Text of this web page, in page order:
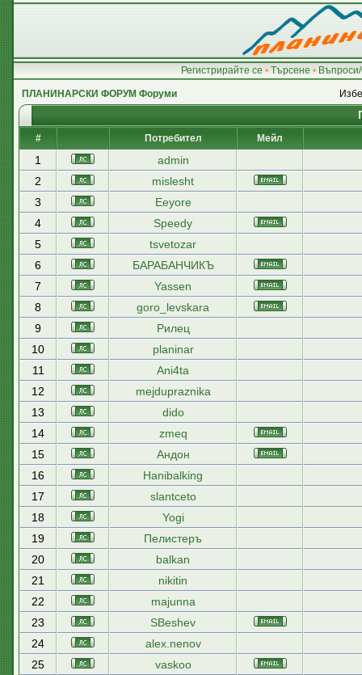
Регистрирайте се • Търсене •
ПЛАНИНАРСКИ ФОРУМ Форуми
# Потребител Мейл
1
admin
2
mislesht
3
Eeyore
4
Speedy
5
tsvetozar
6
БАРАБАНЧИКЪ
7
Yassen
8
goro_levskara
9
Рилец
10
planinar
11
Ani4ta
12
mejdupraznika
13
dido
14
zmeq
15
Андон
16
Hanibalking
17
slantceto
18
Yogi
19
Пелистеръ
20
balkan
21
nikitin
22
majunna
23
SBeshev
24
alex.nenov
25
vaskoo